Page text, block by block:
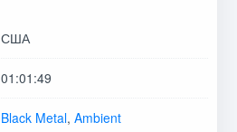
США
01:01:49
Black Metal, Ambient